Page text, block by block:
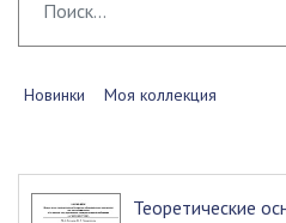
Новинки Моя коллекция
Теоретические